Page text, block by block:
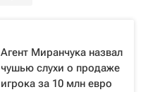
Агент Миранчука назвал
чушью слухи о продаже
игрока за 10 млн евро